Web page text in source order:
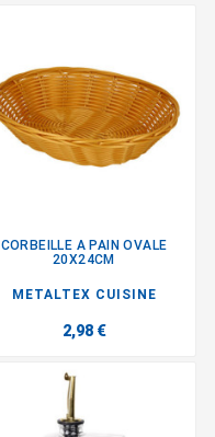
CORBEILLE A PAIN OVALE
20X24CM
METALTEX CUISINE
2,98 €